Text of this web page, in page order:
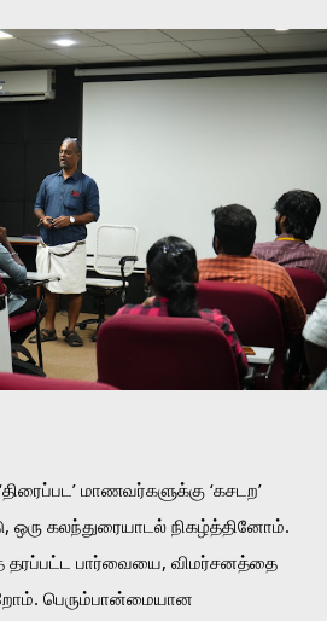
மாணவர்களுக்கு ‘கசடற’
ஒரு கலந்துரையாடல் நிகழ்த்தினோம்.
தரப்பட்ட பார்வையை, விமர்சனத்தை
பெரும்பான்மையான